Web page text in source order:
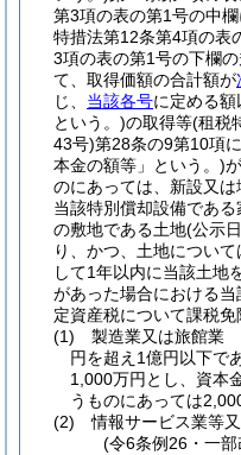
第3項の表の第1号の中
特措法第12条第4項の表
3項の表の第1号の下欄
て、取得価額の合計額が
じ、 当該各号に定める
という。)の取得等(租税
43号)第28条の9第10項
本金の額等」という。)
のにあっては、新設又は
当該特別償却設備であ
の敷地である土地(公示
り、かつ、土地につい
して1年以内に当該土地
があった場合における
定資産税について課税免
(1)
製造業又は旅館業
円を超え1億円以下で
1,000万円とし、資本
うものにあっては
(2)
情報サービス業等
(令6条例26・一部